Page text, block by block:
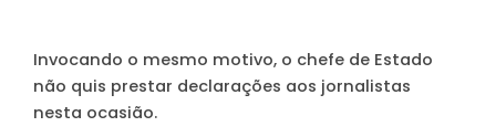
Invocando o mesmo motivo, o chefe de Estado
não quis prestar declarações aos jornalistas
nesta ocasião.